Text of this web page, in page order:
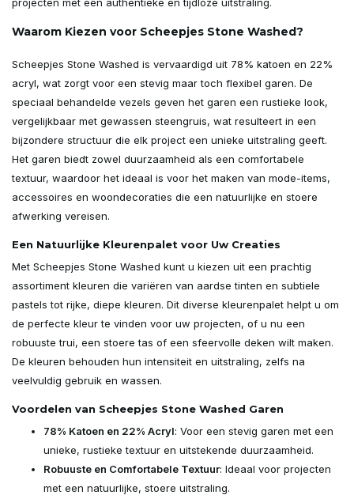
Waarom Kiezen voor Scheepjes Stone Washed?
Scheepjes Stone Washed is vervaardigd uit 78% katoen en 22%
acryl, wat zorgt voor een stevig maar toch flexibel garen. De
speciaal behandelde vezels geven het garen een rustieke look,
vergelijkbaar met gewassen steengruis, wat resulteert in een
bijzondere structuur die elk project een unieke uitstraling geeft.
Het garen biedt zowel duurzaamheid als een comfortabele
textuur, waardoor het ideaal is voor het maken van mode-items,
accessoires en woondecoraties die een natuurlijke en stoere
afwerking vereisen.
Een Natuurlijke Kleurenpalet voor Uw Creaties
Met Scheepjes Stone Washed kunt u kiezen uit een prachtig
assortiment kleuren die variëren van aardse tinten en subtiele
pastels tot rijke, diepe kleuren. Dit diverse kleurenpalet helpt u om
de perfecte kleur te vinden voor uw projecten, of u nu een
robuuste trui, een stoere tas of een sfeervolle deken wilt maken.
De kleuren behouden hun intensiteit en uitstraling, zelfs na
veelvuldig gebruik en wassen.
Voordelen van Scheepjes Stone Washed Garen
78% Katoen en 22% Acryl: Voor een stevig garen met een
unieke, rustieke textuur en uitstekende duurzaamheid.
Robuuste en Comfortabele Textuur: Ideaal voor projecten
met een natuurlijke, stoere uitstraling.